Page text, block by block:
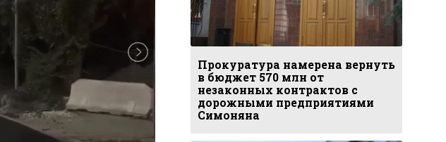
Прокуратура намерена вернуть
в бюджет 570 млн от
незаконных контрактов с
дорожными предприятиями
Симоняна